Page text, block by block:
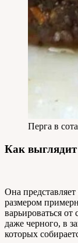
Перга в
Как выглядит
Она
размером
варьироваться
даже черного, в
которых